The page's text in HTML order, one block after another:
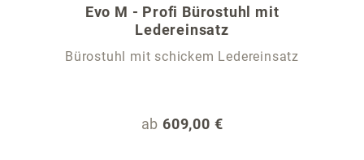
Evo M - Profi Bürostuhl mit
Ledereinsatz
Bürostuhl mit schickem Ledereinsatz
Regulärer Preis:
ab 609,00 €